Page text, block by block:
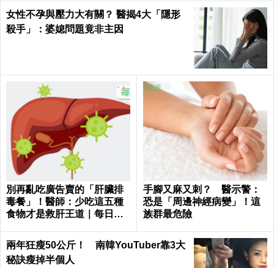
女性不孕與壓力大有關？ 醫揭4大「隱形
殺手」：婆媳問題竟非主因
別再亂吃廣告賣的「肝臟排
毒餐」！醫師：少吃這五種
食物才是救肝王道｜每日健
手腳又麻又刺？ 醫示警：
恐是「周邊神經病變」！這
族群最危險
兩年狂瘦50公斤！ 南韓YouTuber靠3大
秘訣瘦掉半個人